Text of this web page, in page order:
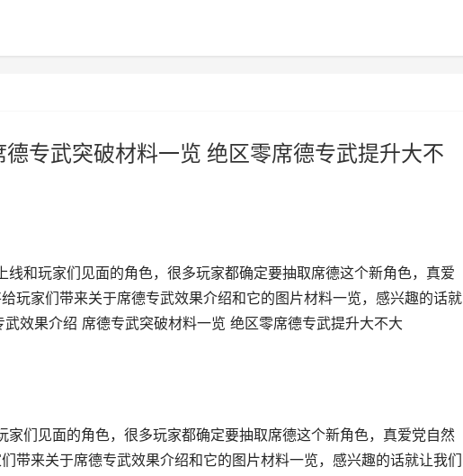
专武突破材料一览 绝区零席德专武提升大不
和玩家们见面的角色，很多玩家都确定要抽取席德这个新角色，真爱
玩家们带来关于席德专武效果介绍和它的图片材料一览，感兴趣的话就
效果介绍 席德专武突破材料一览 绝区零席德专武提升大不大
们见面的角色，很多玩家都确定要抽取席德这个新角色，真爱党自然
带来关于席德专武效果介绍和它的图片材料一览，感兴趣的话就让我们